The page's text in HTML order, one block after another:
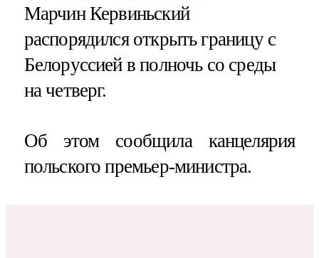
Марчин Кервиньский
распорядился открыть границу с
Белоруссией в полночь со среды
на четверг.
Об этом сообщила канцелярия
польского премьер-министра.